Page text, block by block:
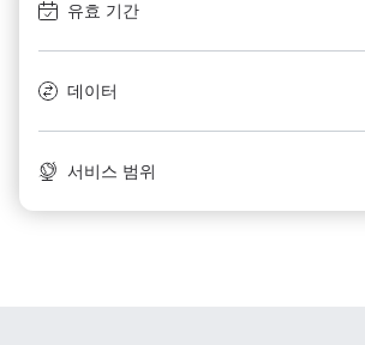
유효 기간
데이터
서비스 범위